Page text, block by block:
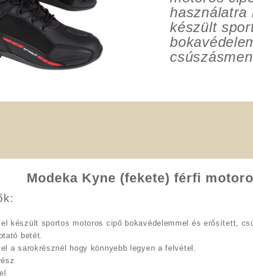
készült
Modeka Kyne (fekete) férfi
készült sportos motoros cipő bokavédelemmel és erősített,
betét.
a sarokrésznél hogy könnyebb legyen a felvétel.